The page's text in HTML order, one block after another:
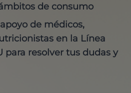
de consumo
de médicos,
en la Línea
para resolver tus dudas y